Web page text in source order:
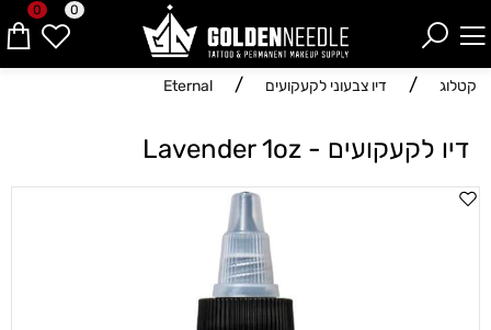
0 0
קטלוג / דיו צבעוני לקעקועים /
Eternal
דיו לקעקועים - Lavender 1oz